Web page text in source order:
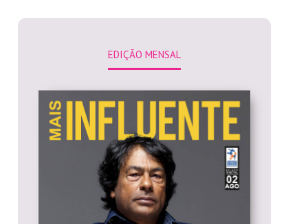
EDIÇÃO MENSAL